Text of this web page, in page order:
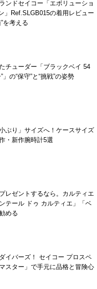
ンドセイコー「エボリューショ
」Ref.SLGB015の着用レビュー
を考える
チューダー「ブラックベイ 54
」の“保守”と“挑戦”の姿勢
ぶり」サイズへ！ケースサイズ
・新作腕時計5選
レゼントするなら。カルティエ
テール ドゥ カルティエ」「ベ
める
イバーズ！ セイコー プロスペ
スター」で手元に品格と冒険心